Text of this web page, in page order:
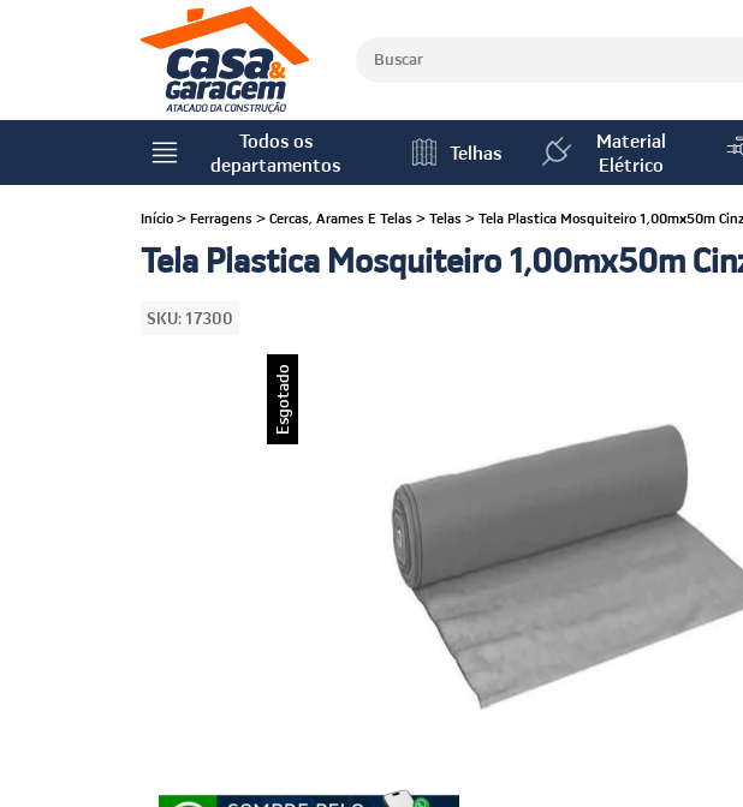
Todos os
departamentos
Telhas
Material
Elétrico
Início > Ferragens > Cercas, Arames E Telas > Telas > Tela Plastica Mosquiteiro 1,00mx50m
Tela Plastica Mosquiteiro 1,00mx50m
SKU: 17300
Esgotado